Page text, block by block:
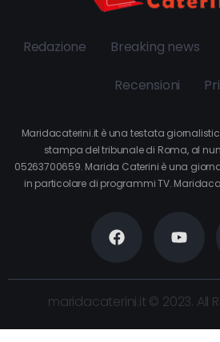
Redazione Breaking news
Recensioni
Maridacaterini.it è una testata
stampa del tribunale di Roma, al
05263700659. Marida Caterini è una
in particolare di programmi TV.
maridacaterini.it © 2023. All